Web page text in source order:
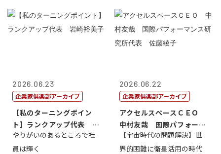
2026.06.23
企業家倶楽部アーカイブ
【私のターニングポイン
ト】ランクアップ代表 岩
崎裕美子
やりがいのあるところで社
員は輝く
2026.06.22
企業家倶楽部アーカイブ
アクセルスペースＣＥＯ
中村友哉 国際パフォーマ
ンス研究所代...
【宇宙時代の問題解決】世
界的困難に衛星活用の時代